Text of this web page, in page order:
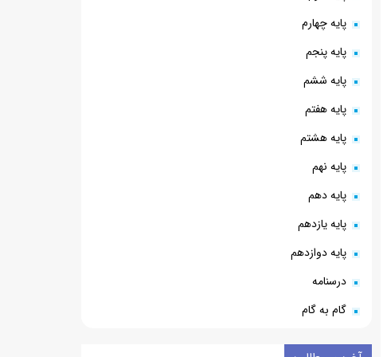
پایه چهارم
پایه پنجم
پایه ششم
پایه هفتم
پایه هشتم
پایه نهم
پایه دهم
پایه یازدهم
پایه دوازدهم
درسنامه
گام به گام